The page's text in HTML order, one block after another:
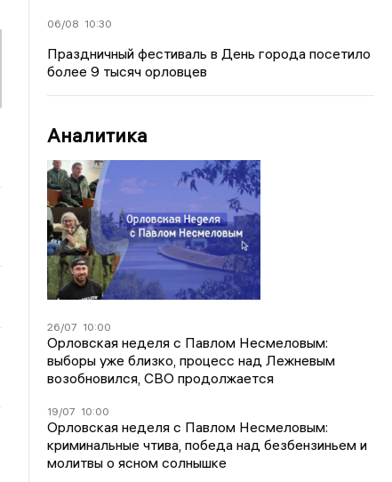
06/08 10:30
Праздничный фестиваль в День города посетило
более 9 тысяч орловцев
Аналитика
26/07 10:00
Орловская неделя с Павлом Несмеловым:
выборы уже близко, процесс над Лежневым
возобновился, СВО продолжается
19/07 10:00
Орловская неделя с Павлом Несмеловым:
криминальные чтива, победа над безбензиньем и
молитвы о ясном солнышке